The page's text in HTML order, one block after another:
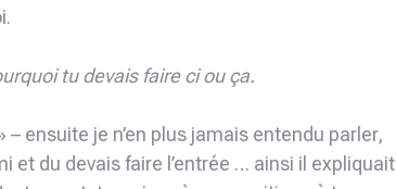
tu devais faire ci ou ça.
ensuite je n’en plus jamais entendu parler,
et du devais faire l’entrée … ainsi il expliquait